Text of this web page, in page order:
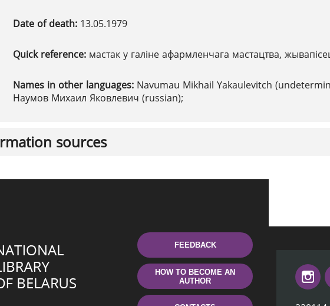
Date of death: 13.05.1979
Quick reference: мастак у галіне афармленчага мастацтва,
Names in other languages: Navumau Mikhail Yakaulevitch
Наумов Михаил Яковлевич (russian);
sources
FEEDBACK
HOW TO BECOME AN
AUTHOR